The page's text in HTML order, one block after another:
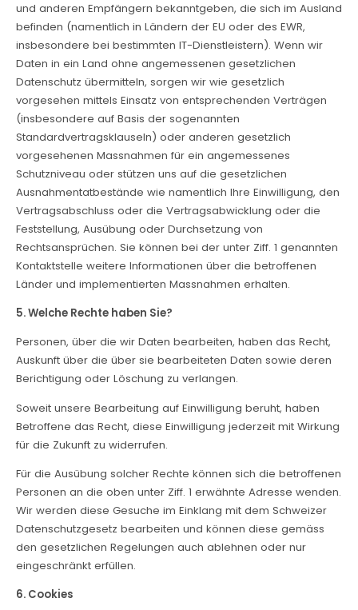
und anderen Empfängern bekanntgeben, die sich im Ausland
befinden (namentlich in Ländern der EU oder des EWR,
insbesondere bei bestimmten IT-Dienstleistern). Wenn wir
Daten in ein Land ohne angemessenen gesetzlichen
Datenschutz übermitteln, sorgen wir wie gesetzlich
vorgesehen mittels Einsatz von entsprechenden Verträgen
(insbesondere auf Basis der sogenannten
Standardvertragsklauseln) oder anderen gesetzlich
vorgesehenen Massnahmen für ein angemessenes
Schutzniveau oder stützen uns auf die gesetzlichen
Ausnahmentatbestände wie namentlich Ihre Einwilligung, den
Vertragsabschluss oder die Vertragsabwicklung oder die
Feststellung, Ausübung oder Durchsetzung von
Rechtsansprüchen. Sie können bei der unter Ziff. 1 genannten
Kontaktstelle weitere Informationen über die betroffenen
Länder und implementierten Massnahmen erhalten.
5. Welche Rechte haben Sie?
Personen, über die wir Daten bearbeiten, haben das Recht,
Auskunft über die über sie bearbeiteten Daten sowie deren
Berichtigung oder Löschung zu verlangen.
Soweit unsere Bearbeitung auf Einwilligung beruht, haben
Betroffene das Recht, diese Einwilligung jederzeit mit Wirkung
für die Zukunft zu widerrufen.
Für die Ausübung solcher Rechte können sich die betroffenen
Personen an die oben unter Ziff. 1 erwähnte Adresse wenden.
Wir werden diese Gesuche im Einklang mit dem Schweizer
Datenschutzgesetz bearbeiten und können diese gemäss
den gesetzlichen Regelungen auch ablehnen oder nur
eingeschränkt erfüllen.
6. Cookies